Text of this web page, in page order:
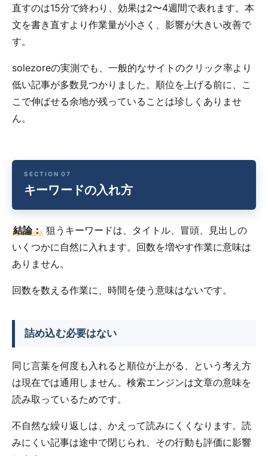
直すのは15分で終わり、効果は2〜4週間で表れます。本
文を書き直すより作業量が小さく、影響が大きい改善で
す。
solezoreの実測でも、一般的なサイトのクリック率より
低い記事が多数見つかりました。順位を上げる前に、こ
こで伸ばせる余地が残っていることは珍しくありませ
ん。
キーワードの入れ方
結論： 狙うキーワードは、タイトル、冒頭、見出しの
いくつかに自然に入れます。回数を増やす作業に意味は
ありません。
回数を数える作業に、時間を使う意味はないです。
詰め込む必要はない
同じ言葉を何度も入れると順位が上がる、という考え方
は現在では通用しません。検索エンジンは文章の意味を
読み取っているためです。
不自然な繰り返しは、かえって読みにくくなります。読
みにくい記事は途中で閉じられ、その行動も評価に影響